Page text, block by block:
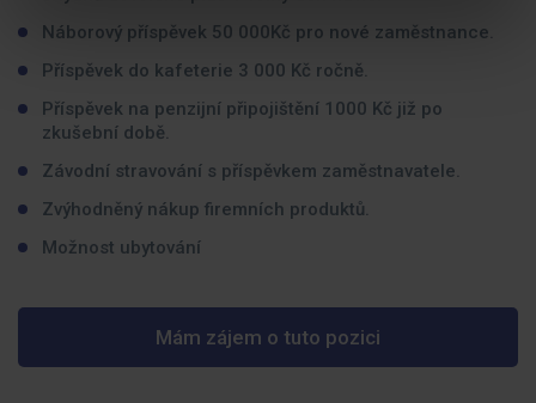
Náborový příspěvek 50 000Kč pro nové zaměstnance.
Příspěvek do kafeterie 3 000 Kč ročně.
Příspěvek na penzijní připojištění 1000 Kč již po
zkušební době.
Závodní stravování s příspěvkem zaměstnavatele.
Zvýhodněný nákup firemních produktů.
Možnost ubytování
Mám zájem o tuto pozici